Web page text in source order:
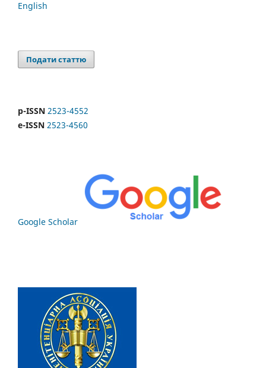
English
Подати статтю
p-ISSN 2523-4552
e-ISSN 2523-4560
Google Scholar